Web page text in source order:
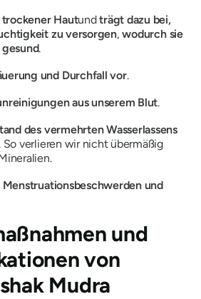
trockener Hautundträgt dazu bei,
zu versorgen,wodurch sie
.
und Durchfall vor.
aus unserem Blut.
des vermehrten Wasserlassens
So verlieren wir nicht übermäßig
Menstruationsbeschwerden und
und
von
Mudra